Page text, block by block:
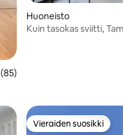
arvio 4,98/5, 85
Huoneisto
Kuin tasokas sviitti,
Vieraiden suosikki
Vieraiden suosikki